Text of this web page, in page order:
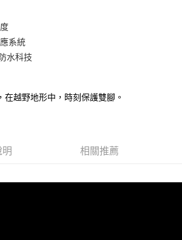
含以上)免運費
系統
水科技
在越野地形中，時刻保護雙腳。
相關推薦